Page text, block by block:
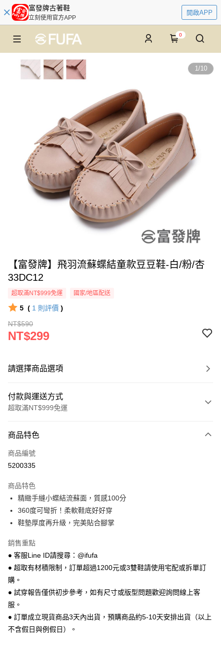
富發牌古著鞋
立刻使用官方APP
開啟APP
0
1/10
【富發牌】飛羽流蘇蝶結童款豆豆鞋-白/粉/杏
33DC12
超取滿NT$999免運 國家/地區配送
5 ( 1 則評價 )
NT$590
NT$299
請選擇商品選項
付款與運送方式
超取滿NT$999免運
信用卡一次付款
超商取貨付款
Apple Pay
街口支付
Google Pay
全盈+PAY
【關於「AFTEE先享後付」】
AFTEE先享後付是「在收到商品之後才付款」的支付方式。 讓您購物簡單
便利好安心！
ATM付款
商品特色
商品編號
5200335
商品特色
精緻手縫小蝶結流蘇面，質感100分
360度可彎折！柔軟鞋底好好穿
鞋墊厚度再升級，完美貼合腳掌
銷售重點
● 客服Line ID請搜尋：@ifufa
● 超取有材積限制，訂單超過1200元或3雙鞋請使用宅配或拆單訂
購。
● 試穿報告僅供初步參考，如有尺寸或版型問題歡迎詢問線上客
服。
● 訂單成立現貨商品3天內出貨，預購商品約5-10天安排出貨（以上
不含假日與例假日）。